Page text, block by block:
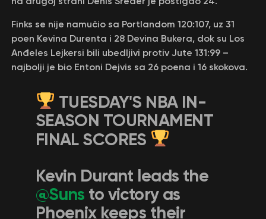
Finks se nije namučio sa Portlandom 120:107, uz 31
poen Кevina Durenta i 28 Devina Bukera, dok su Los
Anđeles Lejkersi bili ubedljivi protiv Jute 131:99 –
najbolji je bio Entoni Dejvis sa 26 poena i 16 skokova.
TUESDAY'S NBA IN-
SEASON TOURNAMENT
FINAL SCORES
Kevin Durant leads the
@Suns to victory as
Phoenix keeps their